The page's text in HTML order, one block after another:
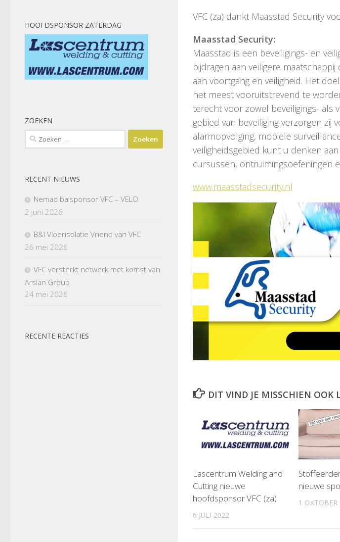
VFC (za) dankt Maasstad Security
Maasstad Security:
Maasstad is een beveiligings- en
bijdragen aan veiligere
aan voortgang en veiligheid. Het
het meest vooruitstrevend te
terecht voor zowel beveiligings- als
gebied van beveiliging verzorgen zij
alarmopvolging, mobiele
veiligheidsgebied kunt u denken
cursussen, ontruimingsoefeningen
www.maasstadsecurity.nl
DIT VIND JE MISSCHIEN OOK
Lascentrum Welding and
Cutting nieuwe
hoofdsponsor VFC (za)
6 JULI 2022
nieuwe
1 OKTOBER
HOOFDSPONSOR ZATERDAG
ZOEKEN
Zoeken
naar:
RECENT NIEUWS
Nemad balsponsor VFC – VELO
2 juni 2026
B&I Vloerisolatie Vriend van VFC
26 mei 2026
VFC versterkt netwerk met komst van
Arslan Group
24 mei 2026
RECENTE REACTIES